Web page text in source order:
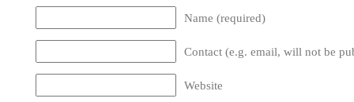
Name (required)
Contact (e.g. email, will not be
Website